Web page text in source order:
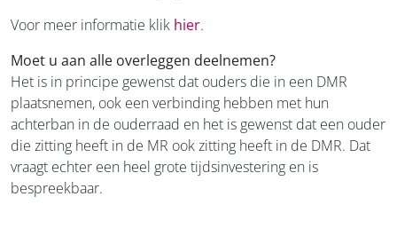
Voor meer informatie klik hier.
Moet u aan alle overleggen deelnemen?
Het is in principe gewenst dat ouders die in een DMR
plaatsnemen, ook een verbinding hebben met hun
achterban in de ouderraad en het is gewenst dat een ouder
die zitting heeft in de MR ook zitting heeft in de DMR. Dat
vraagt echter een heel grote tijdsinvestering en is
bespreekbaar.